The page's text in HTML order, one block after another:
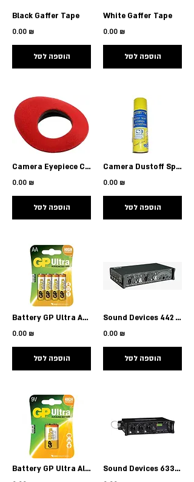
Black Gaffer Tape
0.00 ₪
הוספה לסל
White Gaffer Tape
0.00 ₪
הוספה לסל
Camera Eyepiece Cover
0.00 ₪
הוספה לסל
Camera Dustoff Spray
0.00 ₪
הוספה לסל
Battery GP Ultra AA LR6 4 Pack
0.00 ₪
הוספה לסל
Sound Devices 442 Portable 4 Channel Field Mixer
0.00 ₪
הוספה לסל
Battery GP Ultra Alkaline 9V Sound Devices 633 6-Input Compact Field Mixer